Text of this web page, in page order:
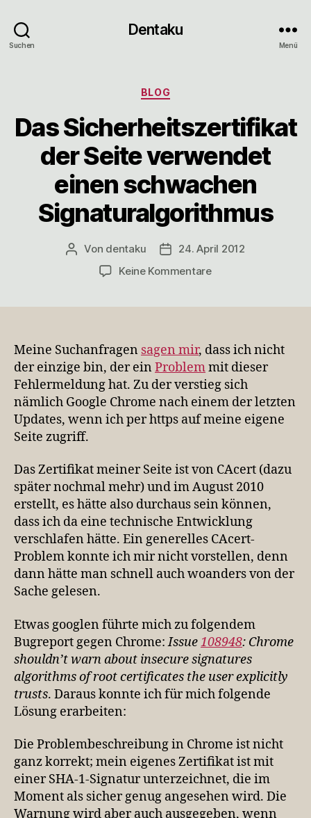
Suchen
Dentaku
Menü
Kategorien
BLOG
Das Sicherheitszertifikat
der Seite verwendet
einen schwachen
Signaturalgorithmus
Beitragsautor
Von dentaku Veröffentlichungsdatum
24. April 2012
Keine Kommentarezu
verwendet
einen
schwachen
Meine Suchanfragen sagen mir, dass ich nicht
der einzige bin, der ein Problemmit dieser
Fehlermeldung hat. Zu der verstieg sich
nämlich Google Chrome nach einem der letzten
Updates, wenn ich per https auf meine eigene
Seite zugriff.
Das Zertifikat meiner Seite ist von CAcert (dazu
später nochmal mehr) und im August 2010
erstellt, es hätte also durchaus sein können,
dass ich da eine technische Entwicklung
verschlafen hätte. Ein generelles CAcert-
Problem konnte ich mir nicht vorstellen, denn
dann hätte man schnell auch woanders von der
Sache gelesen.
Etwas googlen führte mich zu folgendem
Bugreport gegen Chrome:Issue108948: Chrome
shouldn’t warn about insecure signatures
algorithms of root certificates the user explicitly
trusts. Daraus konnte ich für mich folgende
Lösung erarbeiten:
Die Problembeschreibung in Chrome ist nicht
ganz korrekt; mein eigenes Zertifikat ist mit
einer SHA-1-Signatur unterzeichnet, die im
Moment als sicher genug angesehen wird. Die
Warnung wird aber auch ausgegeben, wenn